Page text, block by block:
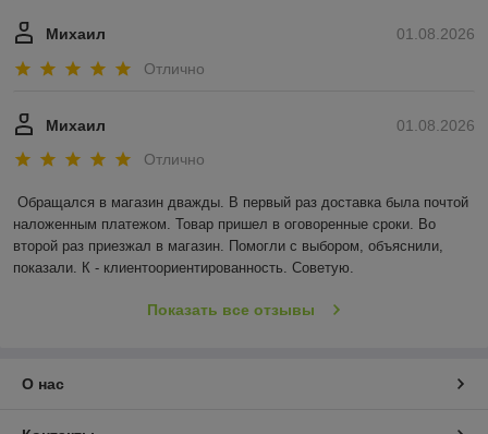
01.08.2026
Михаил
Отлично
01.08.2026
Михаил
Отлично
Обращался в магазин дважды. В первый раз доставка была почтой
наложенным платежом. Товар пришел в оговоренные сроки. Во
второй раз приезжал в магазин. Помогли с выбором, объяснили,
показали. К - клиентоориентированность. Советую.
Показать все отзывы
О нас